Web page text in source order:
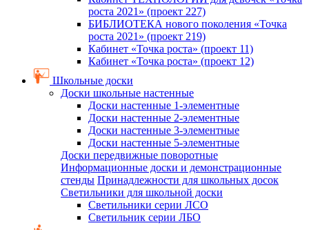
роста 2021» (проект 227)
БИБЛИОТЕКА нового поколения «Точка
роста 2021» (проект 219)
Кабинет «Точка роста» (проект 11)
Кабинет «Точка роста» (проект 12)
Школьные доски
Доски школьные настенные
Доски настенные 1-элементные
Доски настенные 2-элементные
Доски настенные 3-элементные
Доски настенные 5-элементные
Доски передвижные поворотные
Информационные доски и демонстрационные
стенды Принадлежности для школьных досок
Светильники для школьной доски
Светильники серии ЛСО
Светильник серии ЛБО